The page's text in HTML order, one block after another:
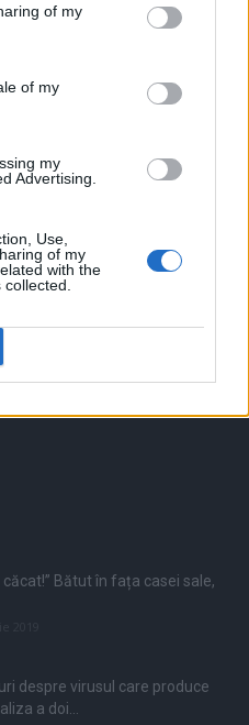
of my
of my
my
Advertising.
Use,
of my
with the
căcat!” Bătut în fața casei sale,
despre virusul care produce
a doi...